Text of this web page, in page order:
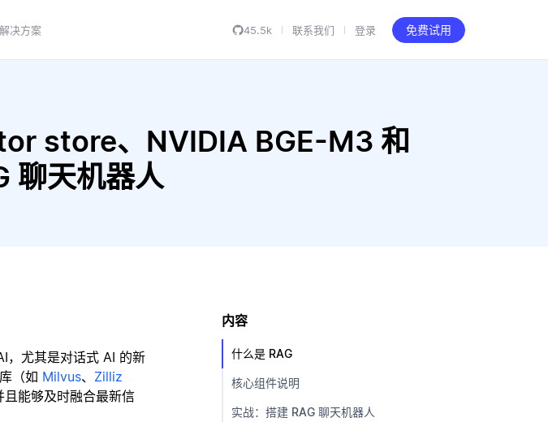
解决方案 45.5k 联系我们 登录 免费试用
store、NVIDIA BGE-M3 和
天机器人
，尤其是对话式 AI 的新
（如 Milvus、 Zilliz
能够及时融合最新信
内容
什么是 RAG
核心组件说明
实战：搭建 RAG 聊天机器人